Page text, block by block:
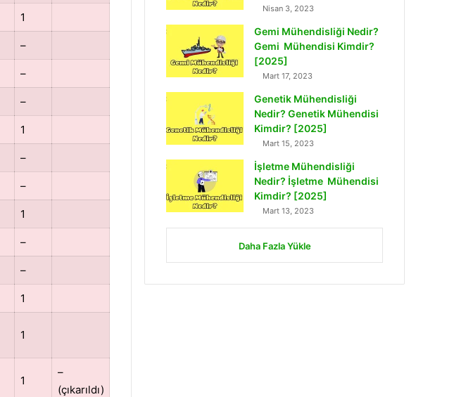
1
–
–
–
1
–
–
1
–
–
1
1
1
–
(çıkarıldı)
Nisan 3, 2023
Gemi Mühendisliği Nedir?
Gemi Mühendisi Kimdir?
[2025]
Mart 17, 2023
Genetik Mühendisliği
Nedir? Genetik Mühendisi
Kimdir? [2025]
Mart 15, 2023
İşletme Mühendisliği
Nedir? İşletme Mühendisi
Kimdir? [2025]
Mart 13, 2023
Daha Fazla Yükle